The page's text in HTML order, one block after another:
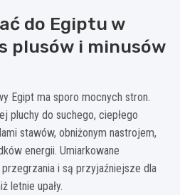
do Egiptu w
plusów i minusów
Egipt ma sporo mocnych stron.
pluchy do suchego, ciepłego
stawów, obniżonym nastrojem,
energii. Umiarkowane
i są przyjaźniejsze dla
letnie upały.